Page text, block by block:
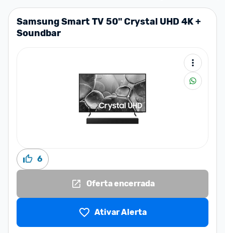
Samsung Smart TV 50'' Crystal UHD 4K +
Soundbar
6
Oferta encerrada
Ativar Alerta